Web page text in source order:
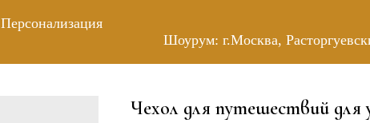
Персонализация
Шоурум: г.Москва,
Чехол для путешествий для